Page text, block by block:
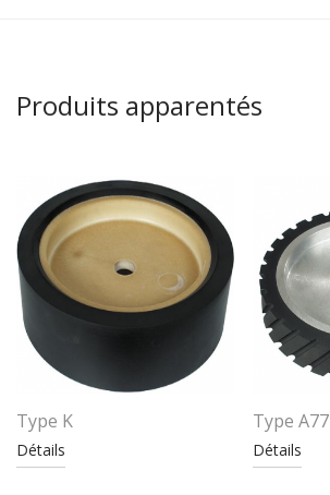
Produits apparentés
Type K
Détails
Type A77
Détails